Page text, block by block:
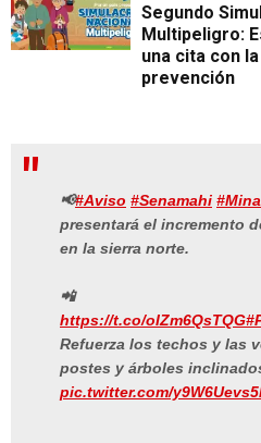
Segundo
Multipeligro:
una cita con
prevención
📢#Aviso #Senamahi
presentará el incremento
en la sierra norte.
📲
https://t.co/oIZm6QsTQG
Refuerza los techos y las
postes y árboles
pic.twitter.com/